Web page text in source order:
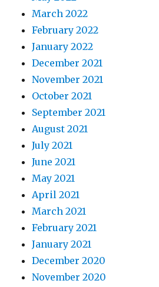
March 2022
February 2022
January 2022
December 2021
November 2021
October 2021
September 2021
August 2021
July 2021
June 2021
May 2021
April 2021
March 2021
February 2021
January 2021
December 2020
November 2020